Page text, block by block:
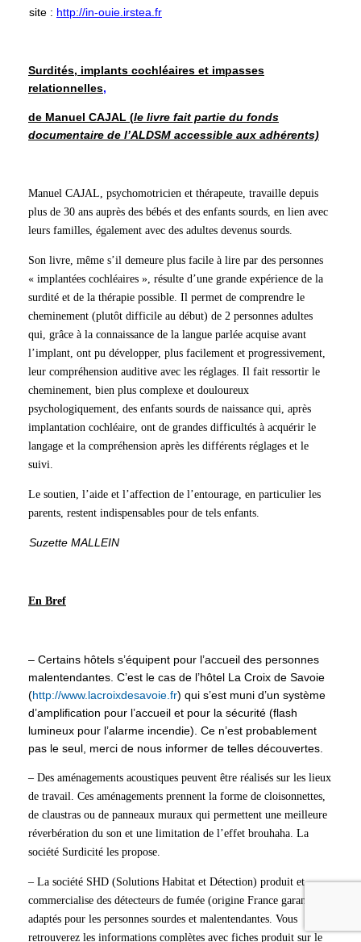
site : http://in-ouie.irstea.fr
Surdités, implants cochléaires et impasses
relationnelles,
de Manuel CAJAL (le livre fait partie du fonds
documentaire de l’ALDSM accessible aux adhérents)
Manuel CAJAL, psychomotricien et thérapeute, travaille depuis
plus de 30 ans auprès des bébés et des enfants sourds, en lien avec
leurs familles, également avec des adultes devenus sourds.
Son livre, même s’il demeure plus facile à lire par des personnes
« implantées cochléaires », résulte d’une grande expérience de la
surdité et de la thérapie possible. Il permet de comprendre le
cheminement (plutôt difficile au début) de 2 personnes adultes
qui, grâce à la connaissance de la langue parlée acquise avant
l’implant, ont pu développer, plus facilement et progressivement,
leur compréhension auditive avec les réglages. Il fait ressortir le
cheminement, bien plus complexe et douloureux
psychologiquement, des enfants sourds de naissance qui, après
implantation cochléaire, ont de grandes difficultés à acquérir le
langage et la compréhension après les différents réglages et le
suivi.
Le soutien, l’aide et l’affection de l’entourage, en particulier les
parents, restent indispensables pour de tels enfants.
Suzette MALLEIN
En Bref
– Certains hôtels s’équipent pour l’accueil des personnes
malentendantes. C’est le cas de l’hôtel La Croix de Savoie
(http://www.lacroixdesavoie.fr) qui s’est muni d’un système
d’amplification pour l’accueil et pour la sécurité (flash
lumineux pour l’alarme incendie). Ce n’est probablement
pas le seul, merci de nous informer de telles découvertes.
– Des aménagements acoustiques peuvent être réalisés sur les lieux
de travail. Ces aménagements prennent la forme de cloisonnettes,
de claustras ou de panneaux muraux qui permettent une meilleure
réverbération du son et une limitation de l’effet brouhaha. La
société Surdicité les propose.
– La société SHD (Solutions Habitat et Détection) produit et
commercialise des détecteurs de fumée (origine France garantie)
adaptés pour les personnes sourdes et malentendantes. Vous
retrouverez les informations complètes avec fiches produit sur le